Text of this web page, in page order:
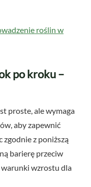
roślin w
po kroku –
proste, ale wymaga
aby zapewnić
zgodnie z poniższą
barierę przeciw
wzrostu dla